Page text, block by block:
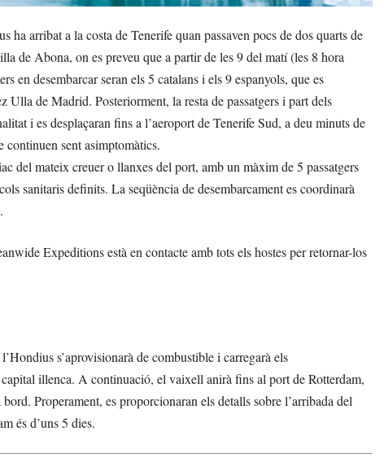
arribat a la costa de Tenerife quan passaven pocs de dos quarts de
de Abona, on es preveu que a partir de les 9 del matí (les 8 hora
en desembarcar seran els 5 catalans i els 9 espanyols, que es
de Madrid. Posteriorment, la resta de passatgers i part dels
i es desplaçaran fins a l’aeroport de Tenerife Sud, a deu minuts de
continuen sent asimptomàtics.
del mateix creuer o llanxes del port, amb un màxim de 5 passatgers
sanitaris definits. La seqüència de desembarcament es coordinarà
Expeditions està en contacte amb tots els hostes per retornar-los
s’aprovisionarà de combustible i carregarà els
illenca. A continuació, el vaixell anirà fins al port de Rotterdam,
Properament, es proporcionaran els detalls sobre l’arribada del
és d’uns 5 dies.